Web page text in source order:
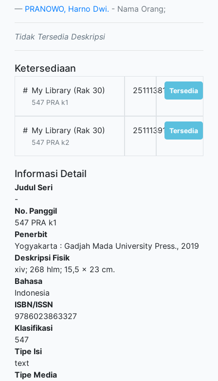
PRANOWO, Harno Dwi. - Nama Orang;
Tidak Tersedia Deskripsi
Ketersediaan
# My Library (Rak 30)
547 PRA k1
2511138101Tersedia
# My Library (Rak 30)
547 PRA k2
2511139102Tersedia
Informasi Detail
Judul Seri
-
No. Panggil
547 PRA k1
Penerbit
Yogyakarta : Gadjah Mada University Press., 2019
Deskripsi Fisik
xiv; 268 hlm; 15,5 x 23 cm.
Bahasa
Indonesia
ISBN/ISSN
9786023863327
Klasifikasi
547
Tipe Isi
text
Tipe Media